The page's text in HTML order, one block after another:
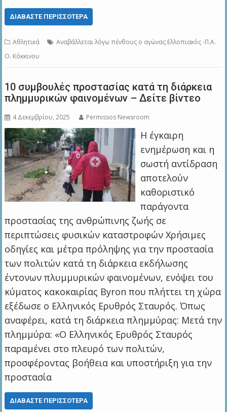
ΔΙΑΒΆΣΤΕ ΠΕΡΙΣΣΌΤΕΡΑ
Αθλητικά
Αναβάλλεται λόγω πένθους ο αγώνας Ελλοπιακός -Π.Α.
Ο. Κόκκινου
10 συμβουλές προστασίας κατά τη διάρκεια
πλημμυρικών φαινομένων – Δείτε βίντεο
4 Δεκεμβρίου, 2025 Permissos Newsroom
Η έγκαιρη
ενημέρωση και η
σωστή αντίδραση
αποτελούν
καθοριστικό
παράγοντα
προστασίας της ανθρώπινης ζωής σε
περιπτώσεις φυσικών καταστροφών Χρήσιμες
οδηγίες και μέτρα πρόληψης για την προστασία
των πολιτών κατά τη διάρκεια εκδήλωσης
έντονων πλυμμυρικών φαινομένων, ενόψει του
κύματος κακοκαιρίας Byron που πλήττει τη χώρα
εξέδωσε ο Ελληνικός Ερυθρός Σταυρός. Όπως
αναφέρει, κατά τη διάρκεια πλημμύρας: Μετά την
πλημμύρα: «Ο Ελληνικός Ερυθρός Σταυρός
παραμένει στο πλευρό των πολιτών,
προσφέροντας βοήθεια και υποστήριξη για την
προστασία
ΔΙΑΒΆΣΤΕ ΠΕΡΙΣΣΌΤΕΡΑ